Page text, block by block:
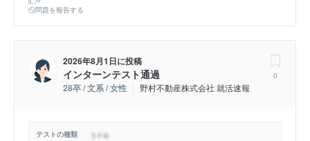
問題を報告する
2026年8月1日に投稿
インターンテスト通過
28卒 / 文系 / 女性 野村不動産株式会社 就活速報
0
テストの種類